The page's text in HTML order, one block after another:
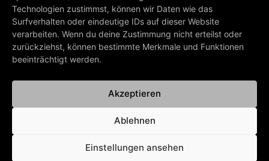
Technologien zustimmst, können wir Daten wie das
Surfverhalten oder eindeutige IDs auf dieser Website
verarbeiten. Wenn du deine Zustimmung nicht erteilst oder
zurückziehst, können bestimmte Merkmale und Funktionen
beeinträchtigt werden.
Akzeptieren
Ablehnen
Einstellungen ansehen
PREV
BACK TO ALL NEWS